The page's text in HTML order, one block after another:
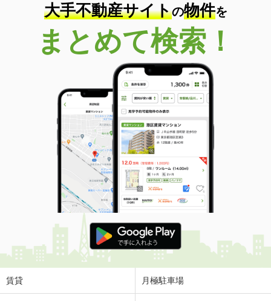
大手不動産サイトの物件を
まとめて検索！
賃貸 月極駐車場